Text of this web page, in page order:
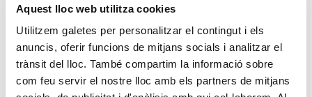
Aquest lloc web utilitza cookies
Utilitzem galetes per personalitzar el contingut i els
anuncis, oferir funcions de mitjans socials i analitzar el
trànsit del lloc. També compartim la informació sobre
com feu servir el nostre lloc amb els partners de mitjans
Joan Esculies,guanyador de la primera edició de la Beca
Tarradellas, ens recomana «L’endemà de la retirada, d’Antoni
Campañà», d’Arnau Gonzàlez i Vilalta, una de les novetats
editorials que arriba després del gran èxit de «La capsa
vermella» i el descobriment internacional de la figura d’Antoni